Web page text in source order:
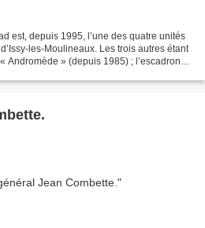
est, depuis 1995, l’une des quatre unités
les-Moulineaux. Les trois autres étant
Andromède » (depuis 1985) ; l’escadron